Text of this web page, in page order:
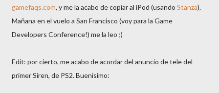
gamefaqs.com, y me la acabo de copiar al iPod (usando Stanza).
Mañana en el vuelo a San Francisco (voy para la Game
Developers Conference!) me la leo ;)
Edit: por cierto, me acabo de acordar del anuncio de tele del
primer Siren, de PS2. Buenísimo: